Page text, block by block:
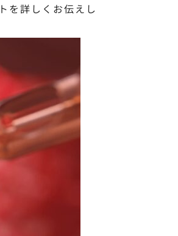
を詳しくお伝えし